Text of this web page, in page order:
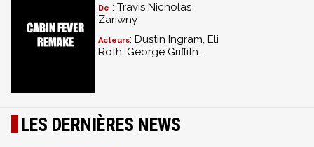
De : Travis Nicholas
Zariwny
Acteurs: Dustin Ingram, Eli
Roth, George Griffith...
LES DERNIÈRES NEWS